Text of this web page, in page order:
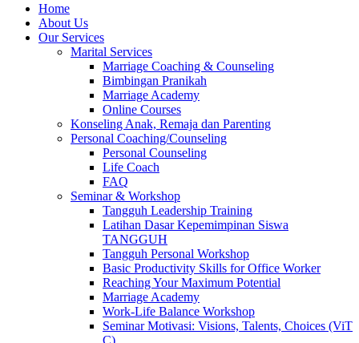
Home
About Us
Our Services
Marital Services
Marriage Coaching & Counseling
Bimbingan Pranikah
Marriage Academy
Online Courses
Konseling Anak, Remaja dan Parenting
Personal Coaching/Counseling
Personal Counseling
Life Coach
FAQ
Seminar & Workshop
Tangguh Leadership Training
Latihan Dasar Kepemimpinan Siswa
TANGGUH
Tangguh Personal Workshop
Basic Productivity Skills for Office Worker
Reaching Your Maximum Potential
Marriage Academy
Work-Life Balance Workshop
Seminar Motivasi: Visions, Talents, Choices (ViT
C)